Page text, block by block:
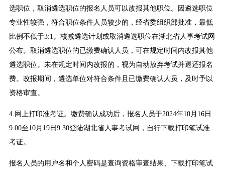
选职位，取消遴选职位的报名人员可以改报其他职位。因遴选职位
专业性较强，符合职位条件人员较少的，经省委组织部批准，最低
比例不低于3:1。核减遴选计划或取消遴选职位在湖北省人事考试网
公布。取消遴选职位的已缴费确认人员，可在规定时间内改报其他
遴选职位。未在规定时间内改报的，视为自动放弃考试并退还报名
费。改报期间，遴选单位对符合条件且已缴费确认人员，及时予以
资格审查。
4.网上打印准考证。缴费确认成功后，报名人员于2024年10月16日
9:00至10月19日9:30登陆湖北省人事考试网，自行下载打印笔试准
考证。
报名人员的用户名和个人密码是查询资格审查结果、下载打印笔试